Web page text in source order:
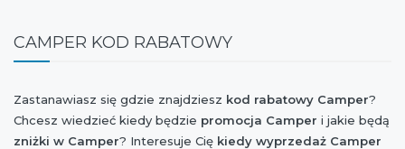
CAMPER KOD RABATOWY
Zastanawiasz się gdzie znajdziesz kod rabatowy Camper?
Chcesz wiedzieć kiedy będzie promocja Camper i jakie będą
zniżki w Camper? Interesuje Cię kiedy wyprzedaż Camper